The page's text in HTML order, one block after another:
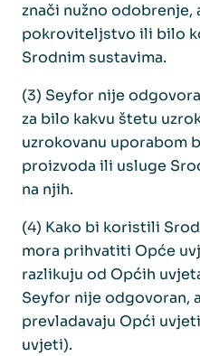
znači nužno odobrenje,
pokroviteljstvo ili bilo
Srodnim sustavima.
(3) Seyfor nije
za bilo kakvu štetu
uzrokovanu uporabom
proizvoda ili usluge
na njih.
(4) Kako bi koristili
mora prihvatiti Opće
razlikuju od Općih
Seyfor nije odgovoran,
prevladavaju Opći
uvjeti).